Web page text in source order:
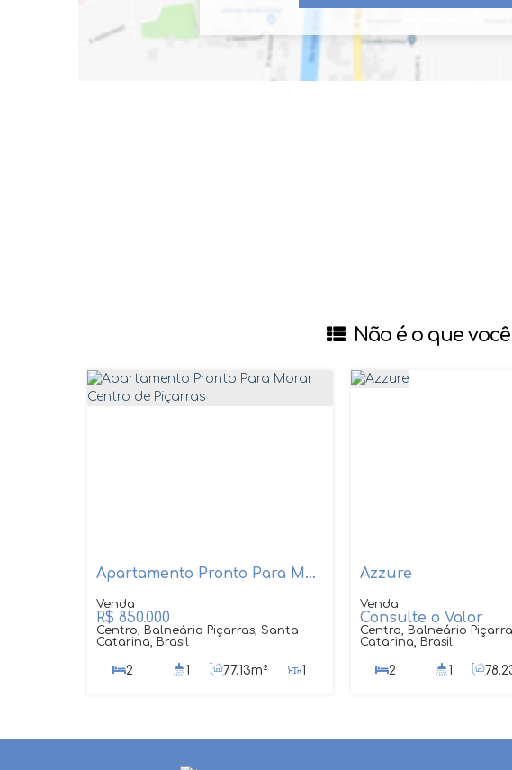
Não é o que
Apartamento Pronto Para Morar Centro de Piçarras
R$ 850.000
Centro, Balneário Piçarras, Santa
Catarina, Brasil
2 1 77.13m²
1
Azzure
Consulte o Valor
Centro, Balneário
Catarina, Brasil
2 1 78